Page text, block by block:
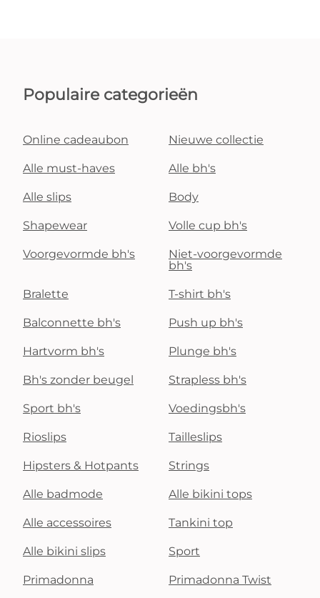
Populaire categorieën
Online cadeaubon Nieuwe collectie
Alle must-haves Alle bh's
Alle slips Body
Shapewear Volle cup bh's
Voorgevormde bh's
Niet-voorgevormde
bh's
Bralette T-shirt bh's
Balconnette bh's Push up bh's
Hartvorm bh's Plunge bh's
Bh's zonder beugel Strapless bh's
Sport bh's Voedingsbh's
Rioslips Tailleslips
Hipsters & Hotpants Strings
Alle badmode Alle bikini tops
Alle accessoires Tankini top
Alle bikini slips Sport
Primadonna Primadonna Twist